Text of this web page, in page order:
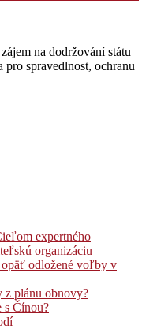
na dodržování státu
spravedlnost, ochranu
expertného
organizáciu
opäť odložené voľby v
plánu obnovy?
s Čínou?